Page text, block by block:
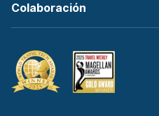
Colaboración